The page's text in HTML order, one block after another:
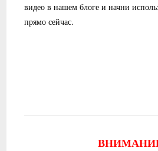
видео в нашем блоге и начни
прямо сейчас.